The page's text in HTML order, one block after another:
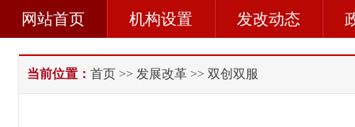
网站首页 机构设置 发改动态
当前位置： 首页 >> 发展改革 >> 双创双服